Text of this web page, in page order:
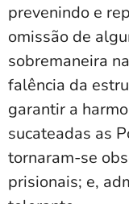
prevenindo e
omissão de
sobremaneira
falência da
garantir a
sucateadas as
tornaram-se
prisionais; e,